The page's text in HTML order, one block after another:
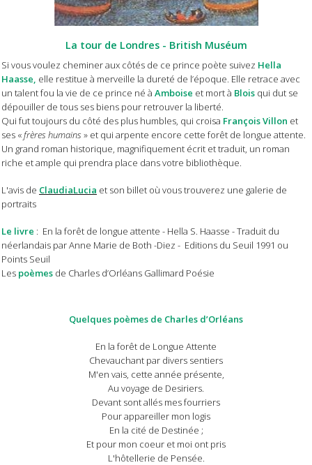
La tour de Londres - British Muséum
Si vous voulez cheminer aux côtés de ce prince poète suivez Hella
Haasse, elle restitue à merveille la dureté de l’époque. Elle retrace avec
un talent fou la vie de ce prince né à Amboise et mort à Blois qui dut se
dépouiller de tous ses biens pour retrouver la liberté.
Qui fut toujours du côté des plus humbles, qui croisa François Villon et
ses «frères humains » et qui arpente encore cette forêt de longue attente.
Un grand roman historique, magnifiquement écrit et traduit, un roman
riche et ample qui prendra place dans votre bibliothèque.
L'avis de ClaudiaLucia et son billet où vous trouverez une galerie de
portraits
Le livre : En la forêt de longue attente - Hella S. Haasse - Traduit du
néerlandais par Anne Marie de Both -Diez - Editions du Seuil 1991 ou
Points Seuil
Les poèmes de Charles d’Orléans Gallimard Poésie
Quelques poèmes de Charles d’Orléans
En la forêt de Longue Attente
Chevauchant par divers sentiers
M'en vais, cette année présente,
Au voyage de Desiriers.
Devant sont allés mes fourriers
Pour appareiller mon logis
En la cité de Destinée ;
Et pour mon coeur et moi ont pris
L'hôtellerie de Pensée.